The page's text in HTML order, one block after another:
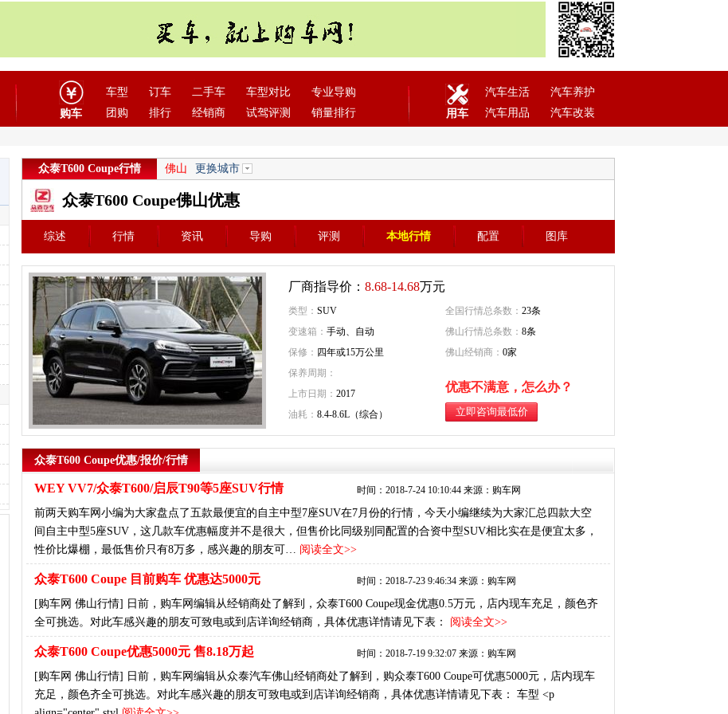
购车
车型 订车 二手车 车型对比
专业导购
团购
排行 经销商 试驾评测 销量排行 用车
汽车生活
汽车养护
汽车用品
汽车改装
众泰T600 Coupe行情 佛山 更换城市
众泰T600 Coupe佛山优惠
综述 行情 资讯 导购 评测 本地行情 配置 图库
厂商指导价： 8.68-14.68万元
类型： SUV 全国行情总条数： 23条
变速箱： 手动、自动 佛山行情总条数： 8条
保修： 四年或15万公里 佛山经销商： 0家
保养周期：
优惠不满意，怎么办？
上市日期： 2017
油耗： 8.4-8.6L（综合）
众泰T600 Coupe优惠/报价/行情
WEY VV7/众泰T600/启辰T90等5座SUV行情 时间：2018-7-24 10:10:44 来源：购车网
前两天购车网小编为大家盘点了五款最便宜的自主中型7座SUV在7月份的行情，今天小编继续为大家汇总四款大空
间自主中型5座SUV，这几款车优惠幅度并不是很大，但售价比同级别同配置的合资中型SUV相比实在是便宜太多，
性价比爆棚，最低售价只有8万多，感兴趣的朋友可… 阅读全文>>
众泰T600 Coupe 目前购车 优惠达5000元 时间：2018-7-23 9:46:34 来源：购车网
[购车网 佛山行情] 日前，购车网编辑从经销商处了解到，众泰T600 Coupe现金优惠0.5万元，店内现车充足，颜色齐
全可挑选。对此车感兴趣的朋友可致电或到店详询经销商，具体优惠详情请见下表：
阅读全文>>
众泰T600 Coupe优惠5000元 售8.18万起 时间：2018-7-19 9:32:07 来源：购车网
[购车网 佛山行情] 日前，购车网编辑从众泰汽车佛山经销商处了解到，购众泰T600 Coupe可优惠5000元，店内现车
充足，颜色齐全可挑选。对此车感兴趣的朋友可致电或到店详询经销商，具体优惠详情请见下表： 车型 <p